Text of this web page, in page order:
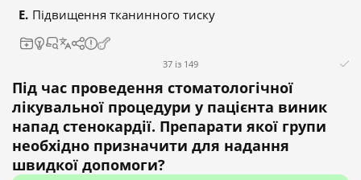
Підвищення тканинного тиску
37 із 149
Під час проведення стоматологічної
лікувальної процедури у пацієнта виник
напад стенокардії. Препарати якої групи
необхідно призначити для надання
швидкої допомоги?